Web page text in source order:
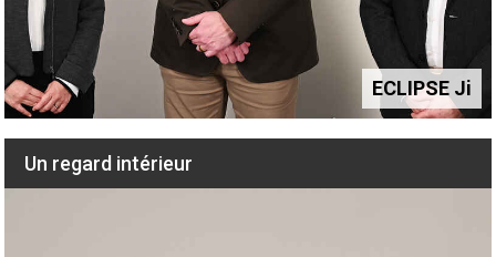
Cell size and morphological analysis is easier and more
comfortable with the fully automated ECLIPSE Ji
septembre 2023
Pre-trained AI-powered label-free detection of cell
regions from brightfield images and measurement of
ECLIPSE Ji
Un regard intérieur